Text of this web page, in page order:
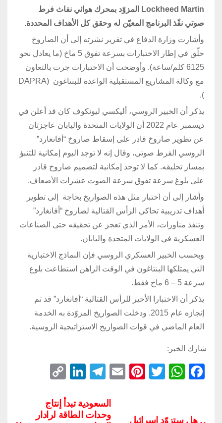
Lockheed Martin المزوّد بمحرك هوائي نفاث فرط
صوتي نفّذ البرنامج المعيّن له وحقق كل الأهداف المحددة.
وأشارت وزارة الدفاع في تقرير نشرته إلى أن الصاروخ
حلّق في إطار الاختبارات بسرعة تفوق 5 ماخ (ما يعادل نحو
6125 كلم/ساعة). وأوضحت أن الاختبارات جرت بالتعاون
مع وكالة المشاريع المستقبلية الواعدة للبنتاغون (DAPRA
).
يذكر أن الخبير الروسي، أليكسي ليونكوف كان قد أعلن في
ديسمبر عام 2022 أن الولايات المتحدة واليابان عاجزتان
عن تطوير صاروخ قادر على إسقاط صاروخ “أفانغارد”
الروسي الفرط صوتي، وقال إنه لا توجد اليوم إمكانية للتنبؤ
بمسار تحليقه. كما لا توجد إمكانية لتصميم صاروخ قادر
على بلوغ سرعة تفوق سرعة الصوت عشرات الأضعاف.
وأشار إلى أن اختبار مثل هذه الصواريخ بحاجة إلى تطوير
أهداف تدريبية تحاكي الرأس القتالية لصاروخ “أفانغارد”
وتنفذ مناورات، الأمر الذي تعجز عن تحقيقه حتى الصناعات
العسكرية في الولايات المتحدة واليابان.
وبحسب الخبير العسكري الروسي فإن النماذج الاختبارية
التي يمتلكها البنتاغون في الوقت الراهن استطاعت بلوغ
سرعة 5 – 6 ماخ فقط.
يذكر أن الاختبارا الأخير للرأس القتالية “أفانغارد” قد تم
إنجازه عام 2015. ودخلت الصواريخ المزوّدة به الخدمة
العام الماضي في قوات الصواريخ الاستراتيجية الروسية.
شارك الخبر:
F
e
W
s
T
er
Pi
E
ail
T
e
gr
Li
k
e
p
y
السعودية تبدأ إنتاج
وحدات الطاقة لرادار
هل ستزوّد إسرائيل